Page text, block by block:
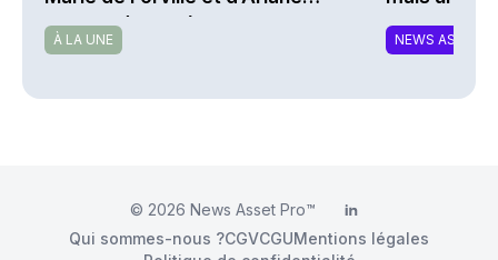
Darmon (Ivesta)
À LA UNE NEWS
© 2026 News Asset Pro™ LinkedIn
Qui sommes-nous ?CGVCGUMentions légales